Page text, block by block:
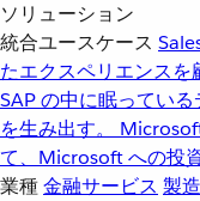
ソリューション
統合ユースケース
たエクスペリエンスを
SAP の中に眠ってい
を生み出す。
て、Microsoft への投
業種金融サービス 製造